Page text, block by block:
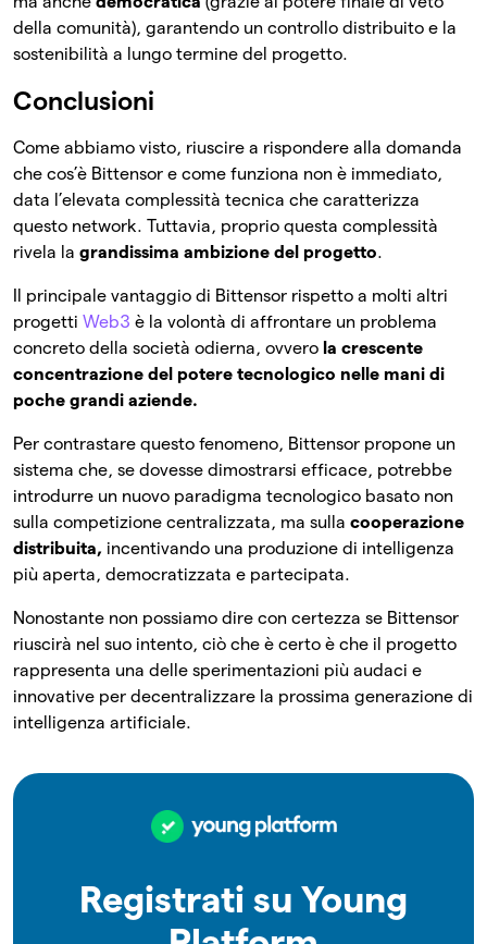
della comunità), garantendo un controllo distribuito e la
sostenibilità a lungo termine del progetto.
Conclusioni
Come abbiamo visto, riuscire a rispondere alla domanda
che cos’è Bittensor e come funziona non è immediato,
data l’elevata complessità tecnica che caratterizza
questo network. Tuttavia, proprio questa complessità
rivela la grandissima ambizione del progetto.
Il principale vantaggio di Bittensor rispetto a molti altri
progetti Web3 è la volontà di affrontare un problema
concreto della società odierna, ovvero la crescente
concentrazione del potere tecnologico nelle mani di
poche grandi aziende.
Per contrastare questo fenomeno, Bittensor propone un
sistema che, se dovesse dimostrarsi efficace, potrebbe
introdurre un nuovo paradigma tecnologico basato non
sulla competizione centralizzata, ma sulla cooperazione
distribuita, incentivando una produzione di intelligenza
più aperta, democratizzata e partecipata.
Nonostante non possiamo dire con certezza se Bittensor
riuscirà nel suo intento, ciò che è certo è che il progetto
rappresenta una delle sperimentazioni più audaci e
innovative per decentralizzare la prossima generazione di
intelligenza artificiale.
Registrati su Young